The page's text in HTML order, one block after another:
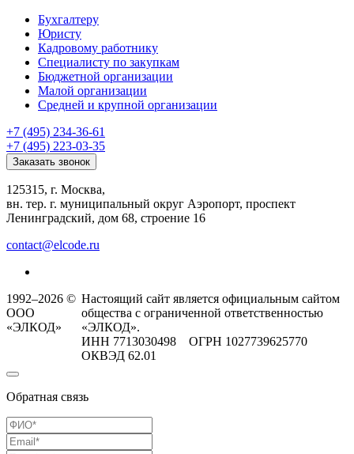
Бухгалтеру
Юристу
Кадровому работнику
Специалисту по закупкам
Бюджетной организации
Малой организации
Средней и крупной организации
+7 (495) 234-36-61
+7 (495) 223-03-35
Заказать звонок
125315, г. Москва,
вн. тер. г. муниципальный округ Аэропорт, проспект
Ленинградский, дом 68, строение 16
contact@elcode.ru
1992–2026 ©
ООО
«ЭЛКОД»
Настоящий сайт является официальным сайтом
общества с ограниченной ответственностью
«ЭЛКОД».
ИНН 7713030498 ОГРН 1027739625770
ОКВЭД 62.01
Обратная связь